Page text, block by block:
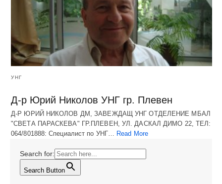
УНГ
Д-р Юрий Николов УНГ гр. Плевен
Д-Р ЮРИЙ НИКОЛОВ ДМ, ЗАВЕЖДАЩ УНГ ОТДЕЛЕНИЕ МБАЛ
"СВЕТА ПАРАСКЕВА" ГР.ПЛЕВЕН, УЛ. ДАСКАЛ ДИМО 22, ТЕЛ:
064/801888: Специалист по УНГ… Read More
Search for:
Search Button